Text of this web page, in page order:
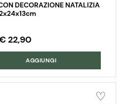
DECORAZIONE NATALIZIA
22,90
AGGIUNGI